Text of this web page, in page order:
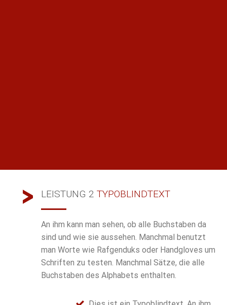
LEISTUNG 2 TYPOBLINDTEXT
An ihm kann man sehen, ob alle Buchstaben da
sind und wie sie aussehen. Manchmal benutzt
man Worte wie Rafgenduks oder Handgloves um
Schriften zu testen. Manchmal Sätze, die alle
Buchstaben des Alphabets enthalten.